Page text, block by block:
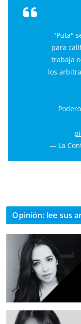
"Puta"
para
trabaja
los
— La
Opinión: lee sus